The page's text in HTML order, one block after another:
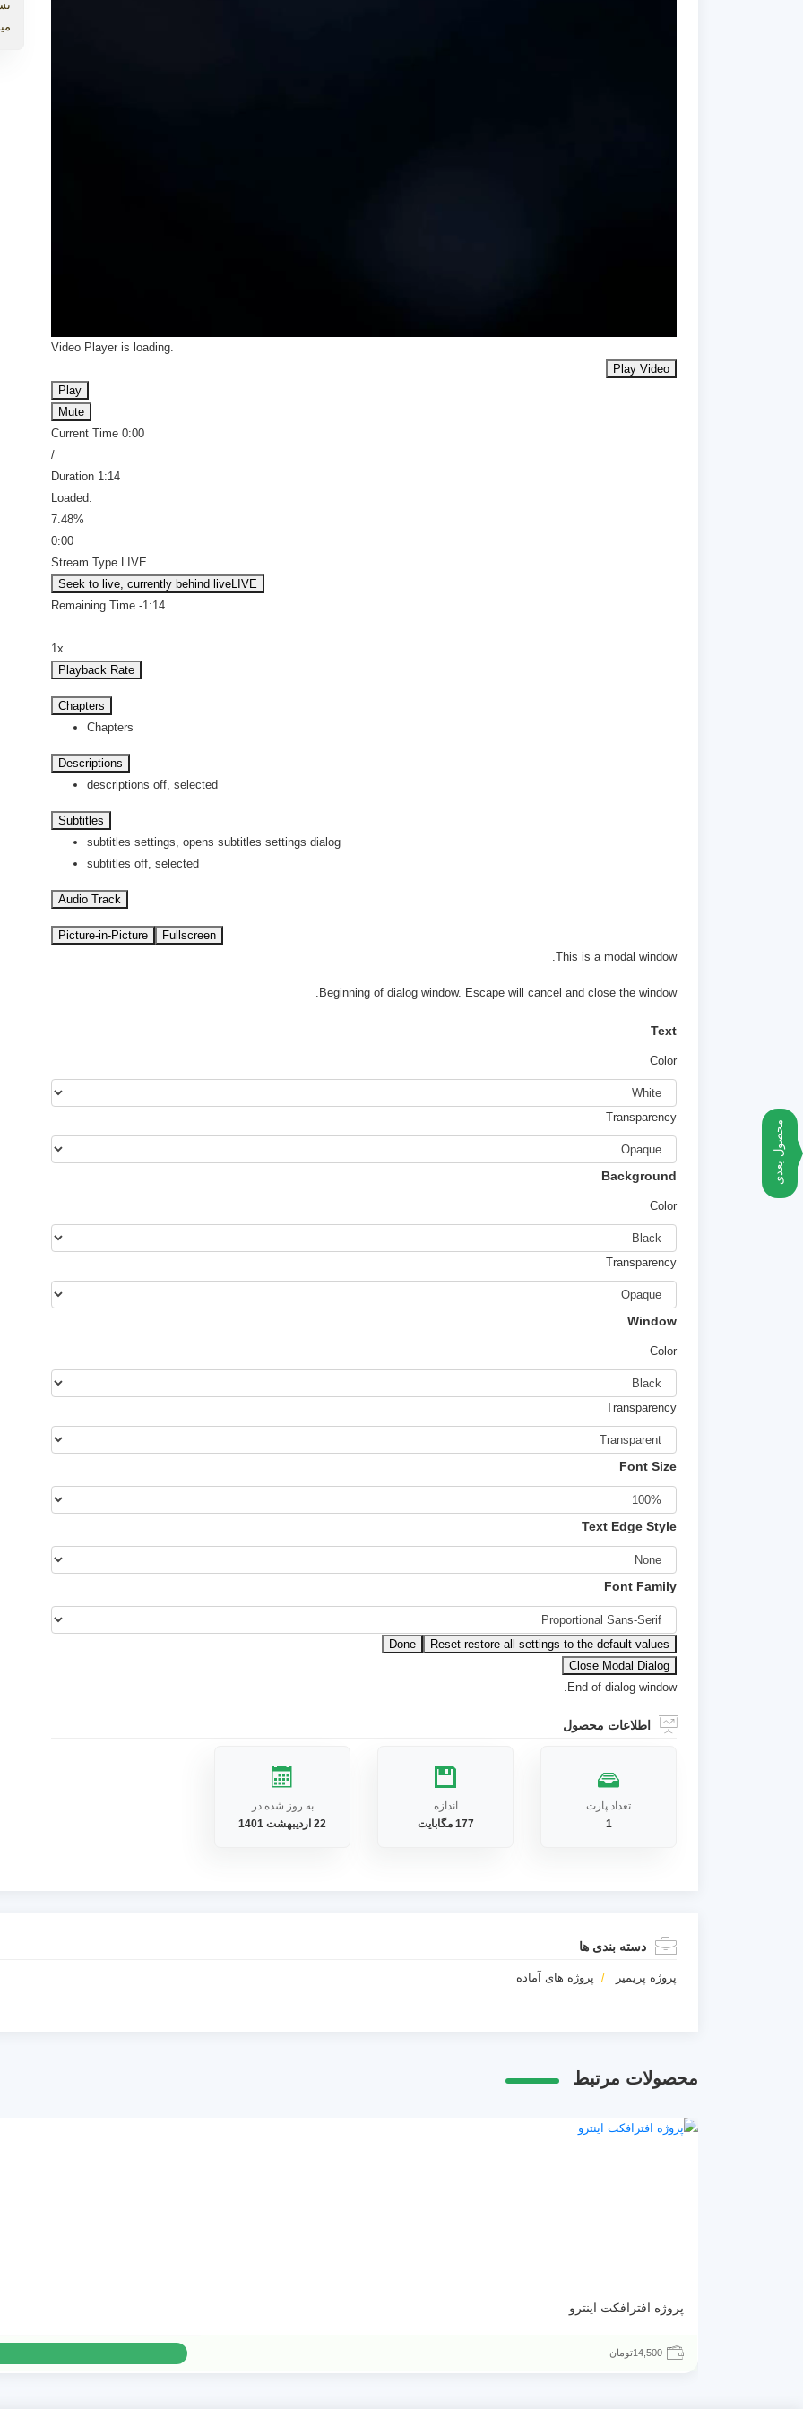
محصول بعدی
Video Player is loading.
Play Video
Play
Mute
Current Time 0:00
/
Duration 1:14
Loaded:
7.48%
0:00
Stream Type LIVE
Seek to live, currently behind liveLIVE
Remaining Time -1:14
1x
Playback Rate
Chapters
Chapters
Descriptions
descriptions off , selected
Subtitles
subtitles settings , opens subtitles settings dialog
subtitles off , selected
Audio Track
Picture-in-Picture
Fullscreen
This is a modal window.
Beginning of dialog window. Escape will cancel and close the window.
Text
Color
Transparency
Background
Color
Transparency
Window
Color
Transparency
Font Size
Text Edge Style
Font Family
Reset restore all settings to the default values
Done
Close Modal Dialog
End of dialog window.
اطلاعات محصول
تعداد پارت
1
اندازه
177 مگابایت
به روز شده در
22 اردیبهشت 1401
دسته بندی ها
پروژه پریمیر پروژه های آماده
محصولات مرتبط
پروژه افترافکت اینترو
14,500تومان